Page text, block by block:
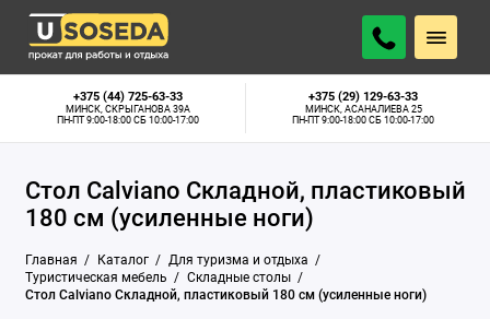
+375 (44) 725-63-33
МИНСК, СКРЫГАНОВА 39А
ПН-ПТ 9:00-18:00 СБ 10:00-17:00
+375 (29) 129-63-33
МИНСК, АСАНАЛИЕВА 25
ПН-ПТ 9:00-18:00 СБ 10:00-17:00
Стол Calviano Складной, пластиковый
180 см (усиленные ноги)
Главная Каталог
Для туризма и отдыха
Туристическая мебель
Складные столы
Стол Calviano Складной, пластиковый 180 см (усиленные ноги)
Минск, Скрыганова 39А: Нет в наличии ПОДОБРАТЬ АНАЛОГ